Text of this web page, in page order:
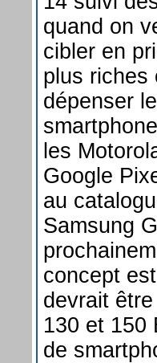
quand on
cibler en
plus riches
dépenser
les
Google
au
Samsung
concept
devrait
130 et 150
de